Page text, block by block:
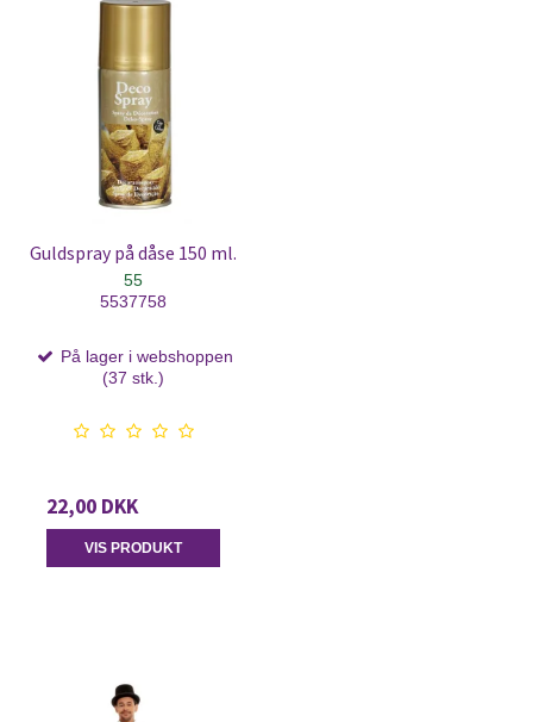
Guldspray på dåse 150 ml.
55
5537758
På lager i webshoppen
(37 stk.)
22,00 DKK
VIS PRODUKT